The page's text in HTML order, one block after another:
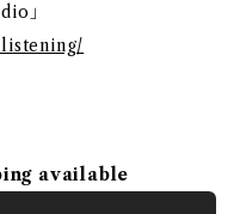
」
available